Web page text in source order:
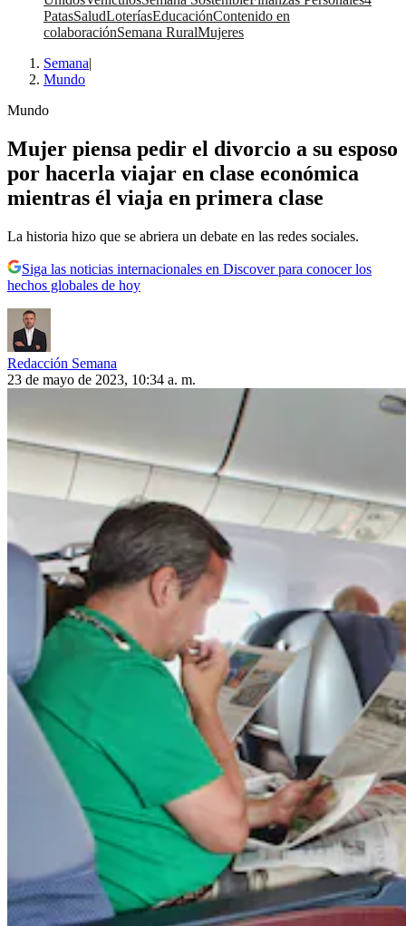
PatasSaludLoteríasEducaciónContenido en
colaboraciónSemana RuralMujeres
Semana|
Mundo
Mundo
Mujer piensa pedir el divorcio a su esposo
por hacerla viajar en clase económica
mientras él viaja en primera clase
La historia hizo que se abriera un debate en las redes sociales.
Siga las noticias internacionales en Discover para conocer los
hechos globales de hoy
Redacción Semana
23 de mayo de 2023, 10:34 a. m.